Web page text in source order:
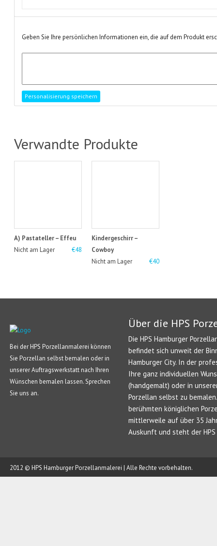
Geben Sie Ihre persönlichen Informationen ein, die auf dem Produkt
Verwandte Produkte
A) Pastateller – Effeu
€48
Nicht am Lager
Kindergeschirr –
Cowboy
€40
Nicht am Lager
Bei der HPS Porzellanmalerei können
Sie Porzellan selbst bemalen oder in
unserer Auftragswerkstatt nach Ihren
Wünschen bemalen lassen. Sprechen
Sie uns an.
Über die HPS
Die HPS Hamburger
befindet sich unweit der
Hamburger City. In der
Ihre ganz individuellen
(handgemalt) oder in
Porzellan selbst zu
berühmten königlichen
mittlerweile auf über 35
Auskunft und steht der
2012 © HPS Hamburger Porzellanmalerei | Alle Rechte vorbehalten.